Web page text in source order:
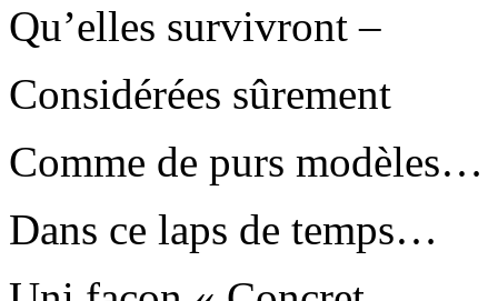
Qu’elles survivront –
Considérées sûrement
Comme de purs modèles…
Dans ce laps de temps…